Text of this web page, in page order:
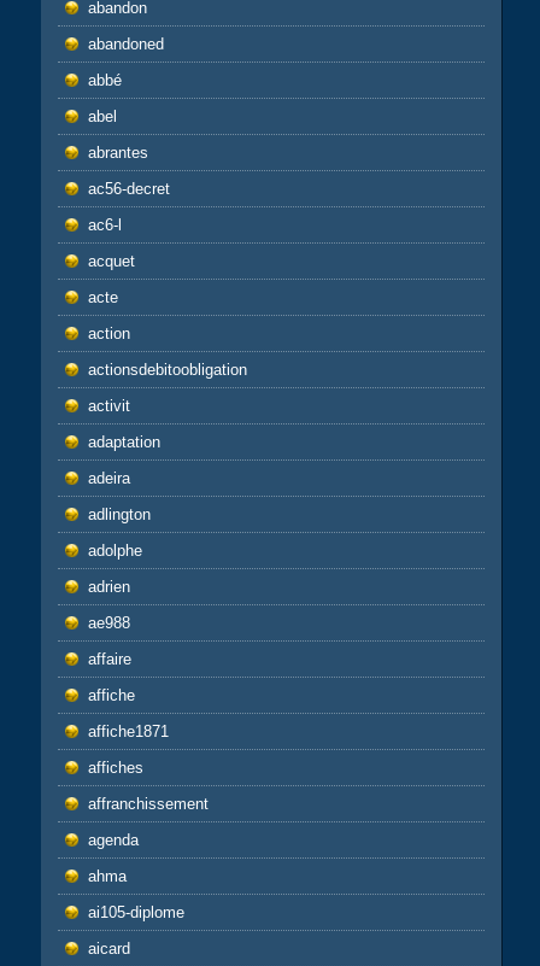
abandon
abandoned
abbé
abel
abrantes
ac56-decret
ac6-l
acquet
acte
action
actionsdebitoobligation
activit
adaptation
adeira
adlington
adolphe
adrien
ae988
affaire
affiche
affiche1871
affiches
affranchissement
agenda
ahma
ai105-diplome
aicard